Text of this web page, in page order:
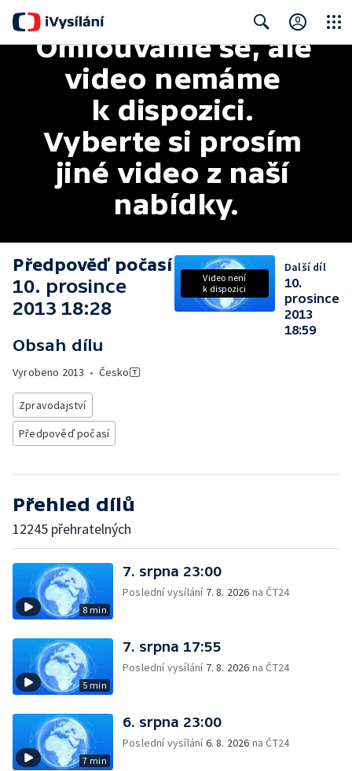
Search
Omlouváme se, ale
video nemáme
k dispozici.
Vyberte si prosím
jiné video z naší
nabídky.
Předpověď počasí
10. prosince
2013 18:28
Obsah dílu
Vyrobeno 2013 • Česko
Zpravodajství
Předpověď počasí
Video není
k dispozici
Další díl
10.
prosince
2013
18:59
Přehled dílů
12245 přehratelných
8 min
7. srpna 23:00
Poslední vysílání 7. 8. 2026 na ČT24
5 min
7. srpna 17:55
Poslední vysílání 7. 8. 2026 na ČT24
7 min
6. srpna 23:00
Poslední vysílání6. 8. 2026 na ČT24